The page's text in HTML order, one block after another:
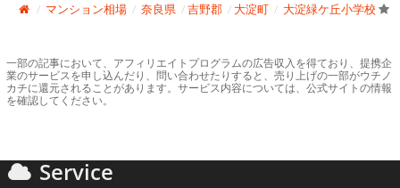
マンション相場 奈良県 吉野郡 大淀町 大淀緑ケ丘小学校
一部の記事において、アフィリエイトプログラムの広告収入を得ており、提携企
業のサービスを申し込んだり、問い合わせたりすると、売り上げの一部がウチノ
カチに還元されることがあります。サービス内容については、公式サイトの情報
を確認してください。
Service